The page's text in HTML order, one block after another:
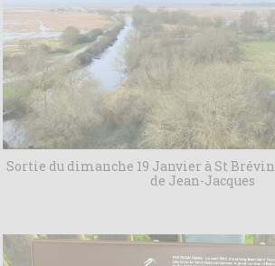
Sortie du dimanche 19 Janvier à St
de Jean-Jacques